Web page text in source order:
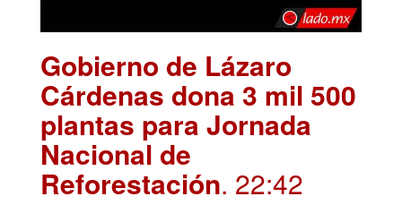
Gobierno de Lázaro
Cárdenas dona 3 mil 500
plantas para Jornada
Nacional de
Reforestación. 22:42